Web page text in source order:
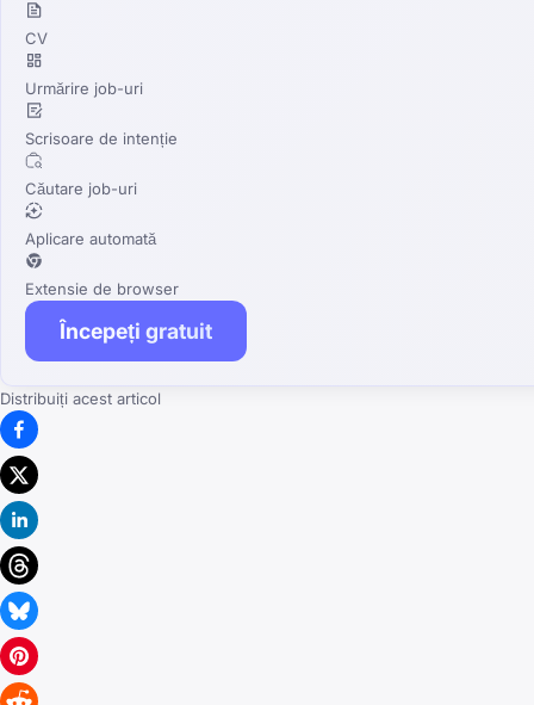
CV
Urmărire job-uri
Scrisoare de intenție
Căutare job-uri
Aplicare automată
Extensie de browser
Începeți gratuit
Distribuiți acest articol